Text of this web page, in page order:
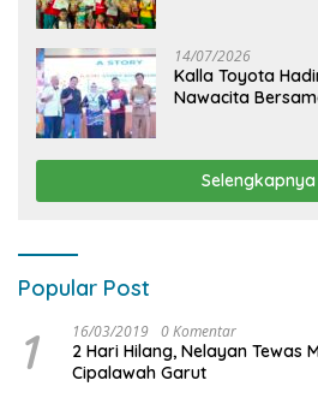
14/07/2026
Kalla Toyota
Nawacita
Selengkapnya
Popular Post
1 16/03/2019 0 Komentar
2 Hari Hilang, Nelayan Tewas
Cipalawah Garut